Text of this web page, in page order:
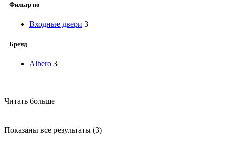
Фильтр по
Входные двери 3
Бренд
Albero 3
Читать больше
Показаны все результаты (3)